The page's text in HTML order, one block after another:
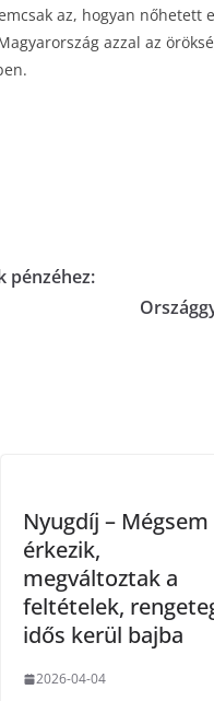
az, hogyan nőhetett
azzal az
pénzéhez:
Nyugdíj – Mégsem
érkezik,
megváltoztak a
feltételek,
idős kerül bajba
2026-04-04